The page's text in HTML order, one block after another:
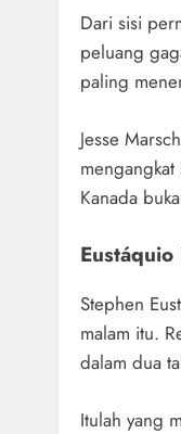
Dari sisi
peluang
paling
Jesse
Kanada
Stephen
malam itu.
dalam dua
Itulah yang